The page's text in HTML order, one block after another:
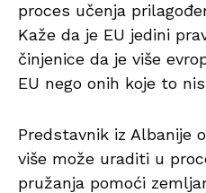
proces učenja
Kaže da je EU jedini
činjenice da je više
EU nego onih koje to
Predstavnik iz Albanije
više može uraditi u
pružanja pomoći